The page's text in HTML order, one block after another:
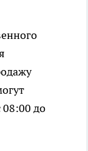
08:00 до